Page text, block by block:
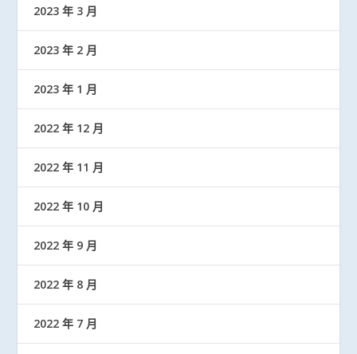
2023 年 3 月
2023 年 2 月
2023 年 1 月
2022 年 12 月
2022 年 11 月
2022 年 10 月
2022 年 9 月
2022 年 8 月
2022 年 7 月